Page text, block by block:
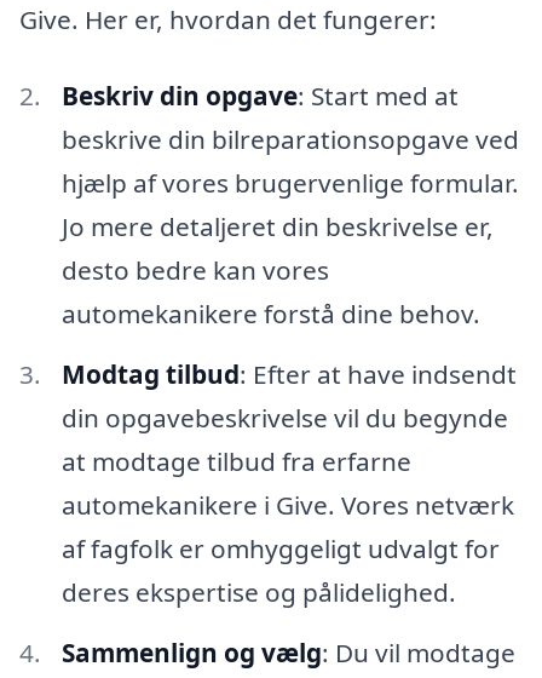
Give. Her er, hvordan det fungerer:
Beskriv din opgave: Start med at
beskrive din bilreparationsopgave ved
hjælp af vores brugervenlige formular.
Jo mere detaljeret din beskrivelse er,
desto bedre kan vores
automekanikere forstå dine behov.
Modtag tilbud: Efter at have indsendt
din opgavebeskrivelse vil du begynde
at modtage tilbud fra erfarne
automekanikere i Give. Vores netværk
af fagfolk er omhyggeligt udvalgt for
deres ekspertise og pålidelighed.
Sammenlign og vælg: Du vil modtage